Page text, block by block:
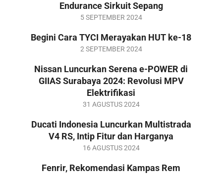
Endurance Sirkuit Sepang
05
5 SEPTEMBER 2024
Begini Cara TYCI Merayakan HUT ke-18
02
2 SEPTEMBER 2024
Nissan Luncurkan Serena e-POWER di
GIIAS Surabaya 2024: Revolusi MPV
Elektrifikasi
31
31 AGUSTUS 2024
Ducati Indonesia Luncurkan Multistrada
V4 RS, Intip Fitur dan Harganya
16 AGUSTUS 2024
Fenrir, Rekomendasi Kampas Rem